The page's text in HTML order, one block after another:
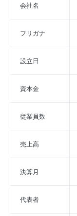
会社名
フリガナ
設立日
資本金
従業員数
売上高
決算月
代表者